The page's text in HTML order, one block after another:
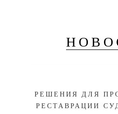
РЕШЕНИЯ ДЛЯ
РЕСТАВРАЦИИ